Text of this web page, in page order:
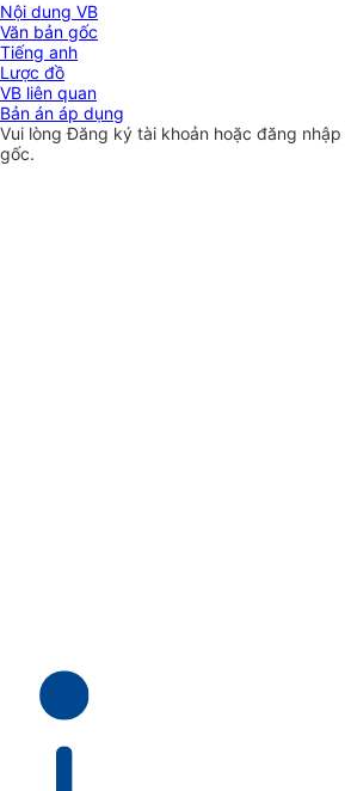
Nội dung VB
Văn bản gốc
Tiếng anh
Lược đồ
VB liên quan
Bản án áp dụng
Vui lòngĐăng ký tài khoản hoặc đăng nhập
gốc.